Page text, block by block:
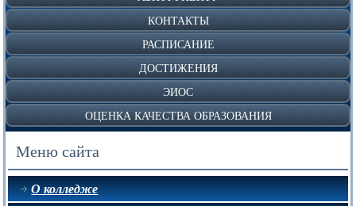
КОНТАКТЫ
РАСПИСАНИЕ
ДОСТИЖЕНИЯ
ЭИОС
ОЦЕНКА КАЧЕСТВА ОБРАЗОВАНИЯ
Меню сайта
О колледже